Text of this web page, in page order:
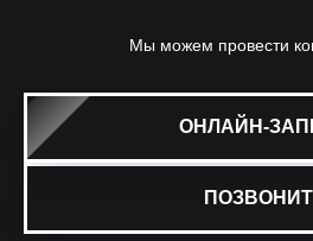
Мы можем провести
ОНЛАЙН-